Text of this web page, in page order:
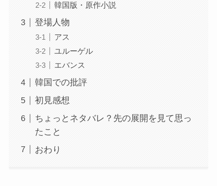
韓国版・原作小説
登場人物
アス
ユルーゲル
エバンス
韓国での批評
初見感想
ちょっとネタバレ？先の展開を見て思っ
たこと
おわり